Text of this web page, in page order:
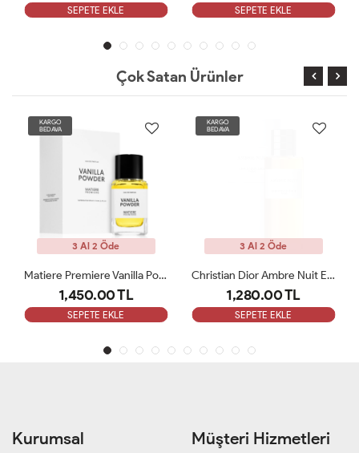
SEPETE EKLE SEPETE EKLE
Çok Satan Ürünler
KARGO
BEDAVA
3 Al 2 Öde
Matiere Premiere Vanilla Powder Edp100ml Unisex Parfüm ARC
1,450.00 TL
SEPETE EKLE
KARGO
BEDAVA
3 Al 2 Öde
Christian Dior Ambre Nuit Edp 125 Ml Unisex Parfüm ARC
1,280.00 TL
SEPETE EKLE
Kurumsal Müşteri Hizmetleri